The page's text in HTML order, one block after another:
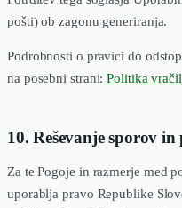
pošti) ob zagonu generiranja.
Podrobnosti o pravici do
na posebni strani: Politika vračil
10. Reševanje sporov in
Za te Pogoje in razmerje med
uporablja pravo Republike